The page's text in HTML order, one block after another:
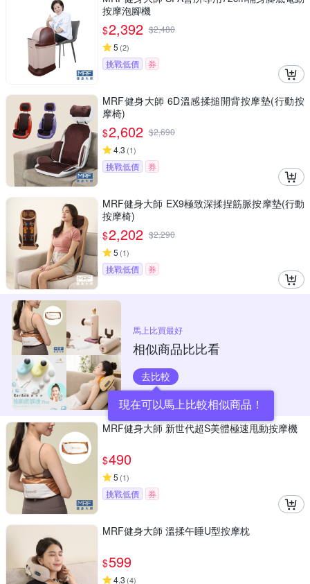
按摩泡腳機
$2,392 $2,480
5 (2)
挑戰低價 券
MRF健身大師 6D溫感揉搥開背按摩墊(行動按
摩椅)
$2,602 $2,690
4.3 (1)
挑戰低價 券
MRF健身大師 EX9極致深揉捏筋脈按摩墊(行動
按摩椅)
$2,202 $2,290
5 (1)
挑戰低價 券
馬上比買最好
相似商品比比看
去比較
現在可以馬上比較相似商品！
MRF健身大師 新世代超S美體極速甩動按摩機
$490
5 (1)
挑戰低價 券
MRF健身大師 溫揉午睡U型按摩枕
$599
4.3 (4)